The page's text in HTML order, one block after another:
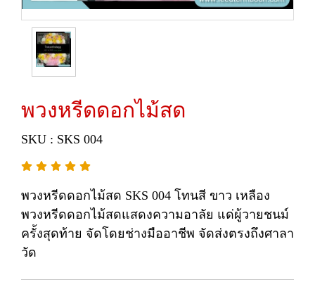
พวงหรีดดอกไม้สด
SKU : SKS 004
พวงหรีดดอกไม้สด SKS 004 โทนสี ขาว เหลือง
พวงหรีดดอกไม้สดแสดงความอาลัย แด่ผู้วายชนม์
ครั้งสุดท้าย จัดโดยช่างมืออาชีพ จัดส่งตรงถึงศาลา
วัด